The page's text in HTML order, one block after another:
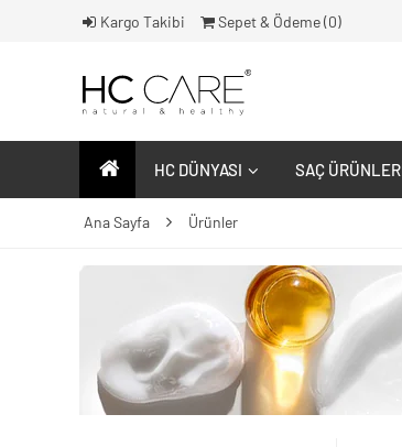
Kargo Takibi Sepet & Ödeme ( 0)
HC DÜNYASI SAÇ ÜRÜNLERI
Ana Sayfa Ürünler